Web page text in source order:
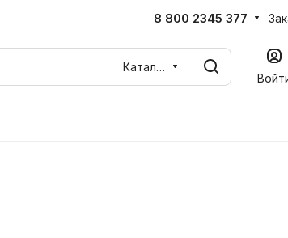
8 800 2345 377
Каталог